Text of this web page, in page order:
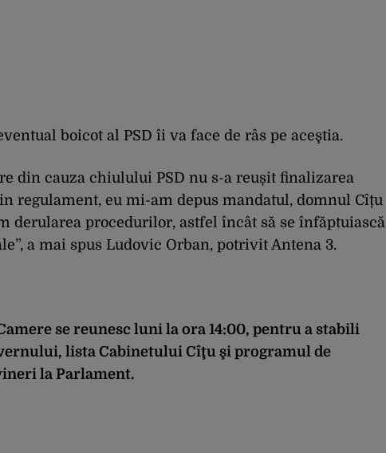
boicot al PSD îi va face de râs pe aceştia.
din cauza chiulului PSD nu s-a reușit finalizarea
regulament, eu mi-am depus mandatul, domnul Cîțu
derularea procedurilor, astfel încât să se înfăptuiască
a mai spus Ludovic Orban, potrivit Antena 3.
se reunesc luni la ora 14:00, pentru a stabili
lista Cabinetului Cîţu şi programul de
la Parlament.